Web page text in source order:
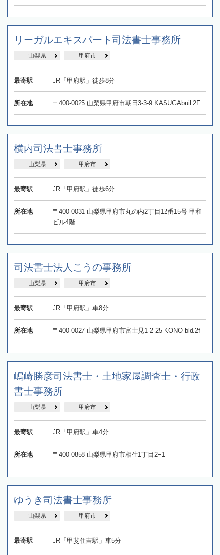
リーガルエキスパート司法書士事務所
山梨県 甲府市
最寄駅 JR「甲府駅」徒歩8分
所在地 〒400-0025 山梨県甲府市朝日3-3-9 KASUGAbuil 2F
横内司法書士事務所
山梨県 甲府市
最寄駅 JR「甲府駅」徒歩6分
所在地
〒400-0031 山梨県甲府市丸の内2丁目12番15号 甲和
ビル4階
司法書士法人こうの事務所
山梨県 甲府市
最寄駅 JR「甲府駅」車8分
所在地 〒400-0027 山梨県甲府市富士見1-2-25 KONO bld.2f
嶋崎勝彦司法書士・土地家屋調査士・行政
書士事務所
山梨県 甲府市
最寄駅 JR「甲府駅」車4分
所在地 〒400-0858 山梨県甲府市相生1丁目2−1
ゆうき司法書士事務所
山梨県 甲府市
最寄駅 JR「甲斐住吉駅」車5分